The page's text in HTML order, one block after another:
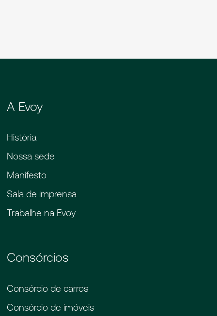
A Evoy
História
Nossa sede
Manifesto
Sala de imprensa
Trabalhe na Evoy
Consórcios
Consórcio de carros
Consórcio de imóveis